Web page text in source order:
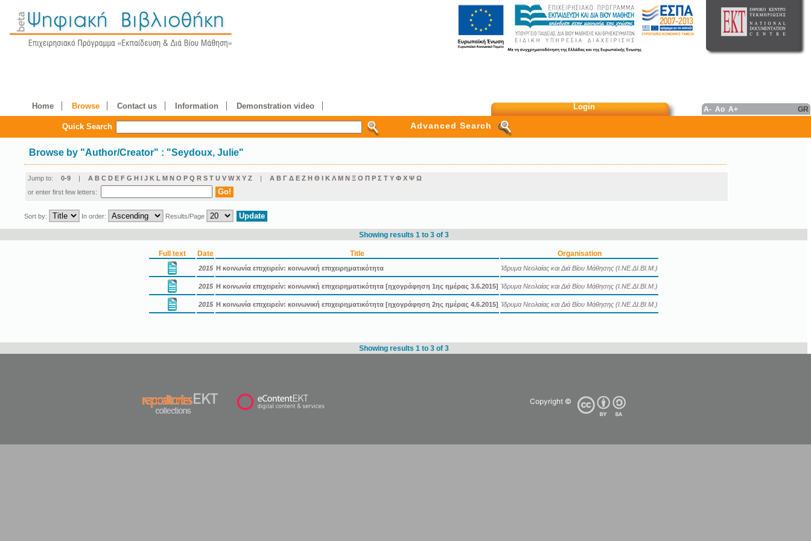
Home Browse Contact us Information Demonstration video Login A- Ao A+ GR
Quick Search Advanced Search
Browse by "Author/Creator" : "Seydoux, Julie"
Jump to: 0-9 | A B C D E F G H I J K L M N O P Q R S T U V W X Y Z | Α Β Γ Δ Ε Ζ Η Θ Ι Κ Λ Μ Ν Ξ Ο Π Ρ Σ Τ Υ Φ Χ Ψ Ω
or enter first few letters:
Sort by: In order: Results/Page
Showing results 1 to 3 of 3
Full text Date Title Organisation
2015 Η κοινωνία επιχειρείν: κοινωνική επιχειρηματικότητα Ίδρυμα Νεολαίας και Διά Βίου Μάθησης (Ι.ΝΕ.ΔΙ.ΒΙ.Μ.)
2015 Η κοινωνία επιχειρείν: κοινωνική επιχειρηματικότητα [ηχογράφηση 1ης ημέρας 3.6.2015] Ίδρυμα Νεολαίας και Διά Βίου Μάθησης (Ι.ΝΕ.ΔΙ.ΒΙ.Μ.)
2015 Η κοινωνία επιχειρείν: κοινωνική επιχειρηματικότητα [ηχογράφηση 2ης ημέρας 4.6.2015] Ίδρυμα Νεολαίας και Διά Βίου Μάθησης (Ι.ΝΕ.ΔΙ.ΒΙ.Μ.)
Showing results 1 to 3 of 3